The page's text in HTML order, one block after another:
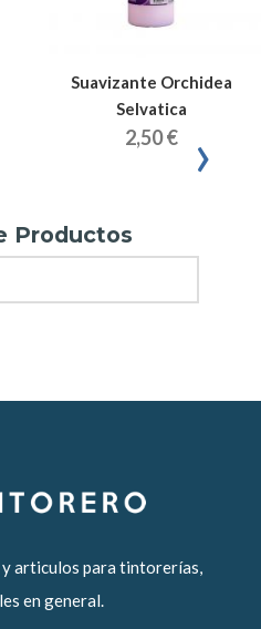
Suavizante Orchidea
Selvatica
2,50 € ›
Productos
articulos para tintorerías,
en general.